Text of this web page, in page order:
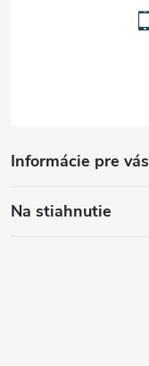
Informácie pre vás
Na stiahnutie